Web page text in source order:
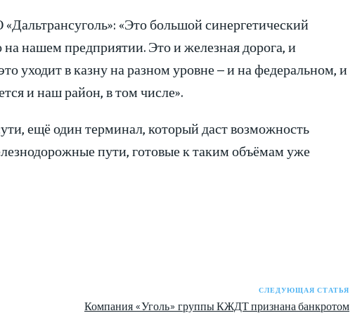
«Это большой синергетический
нашем предприятии. Это и железная дорога, и
уходит в казну на разном уровне – и на федеральном, и
и наш район, в том числе».
ещё один терминал, который даст возможность
пути, готовые к таким объёмам уже
СЛЕДУЮЩАЯ СТАТЬЯ
Компания «Уголь» группы КЖДТ признана банкротом